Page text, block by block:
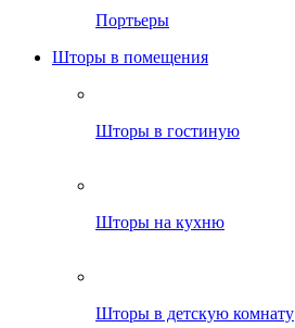
Портьеры
Шторы в помещения
Шторы в гостиную
Шторы на кухню
Шторы в детскую комнату